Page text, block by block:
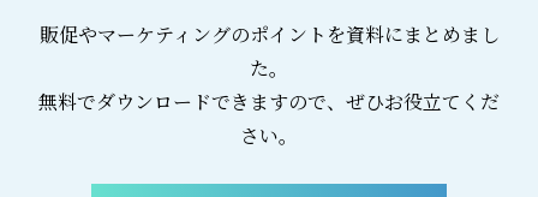
販促やマーケティングのポイントを資料にまとめまし
た。
無料でダウンロードできますので、ぜひお役立てくだ
さい。